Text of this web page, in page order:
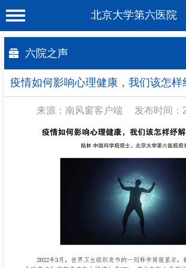
北京大学第六医院
医院概况
科室介绍
专家介绍
科学研究
教育培训
合作支援
六院之声
疫情如何影响心理健康，我们该怎样
来源：南风窗客户端 发布时间：